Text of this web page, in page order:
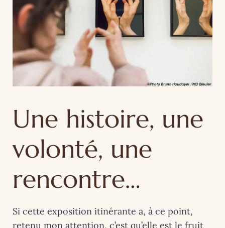
Une histoire, une
volonté, une
rencontre…
Si cette exposition itinérante a, à ce point,
retenu mon attention, c’est qu’elle est le fruit